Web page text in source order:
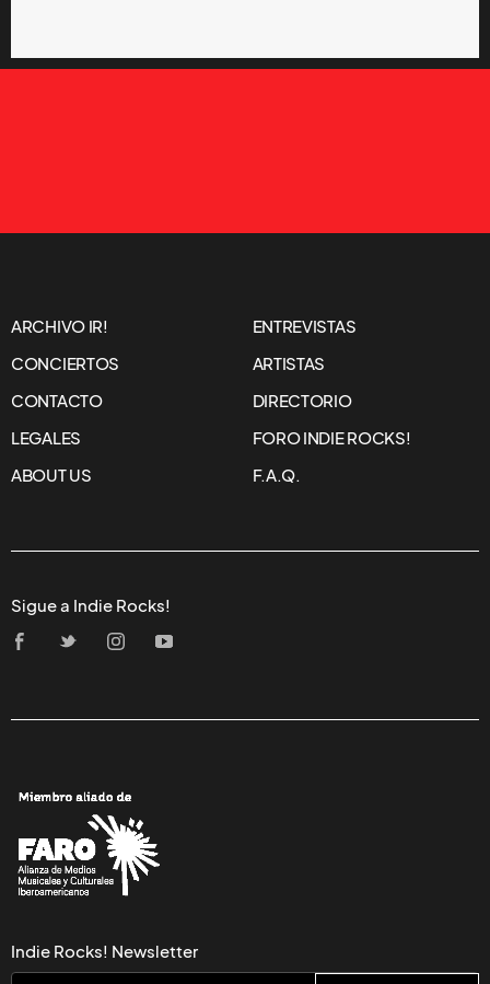
ARCHIVO IR!
ENTREVISTAS
CONCIERTOS
ARTISTAS
CONTACTO
DIRECTORIO
LEGALES
FORO INDIE ROCKS!
ABOUT US
F.A.Q.
Sigue a Indie Rocks!
Indie Rocks! Newsletter